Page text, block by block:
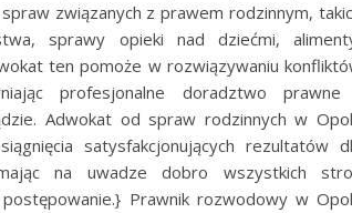
związanych z prawem rodzinnym,
sprawy opieki nad dziećmi,
ten pomoże w rozwiązywaniu
profesjonalne doradztwo
Adwokat od spraw rodzinnych w
satysfakcjonujących rezultatów
na uwadze dobro wszystkich
postępowanie.} Prawnik rozwodowy w